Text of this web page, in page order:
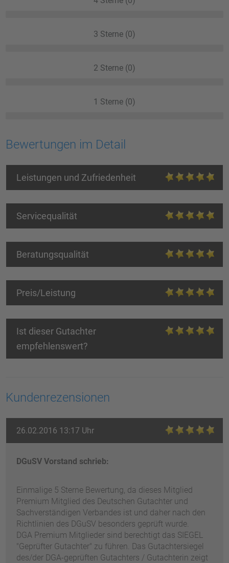
3 Sterne (0)
2 Sterne (0)
1 Sterne (0)
Bewertungen im Detail
Leistungen und Zufriedenheit
Servicequalität
Beratungsqualität
Preis/Leistung
Ist dieser Gutachter
empfehlenswert?
Kundenrezensionen
26.02.2016 13:17 Uhr
DGuSV Vorstand schrieb:
Einmalige 5 Sterne Bewertung, da dieses Mitglied
Premium Mitglied des Deutschen Gutachter und
Sachverständigen Verbandes ist und daher nach den
Richtlinien des DGuSV besonders geprüft wurde.
DGA Premium Mitglieder sind berechtigt das SIEGEL
"Geprüfter Gutachter" zu führen. Das Gutachtersiegel
des/der DGA-geprüften Gutachters / Gutachterin zeigt